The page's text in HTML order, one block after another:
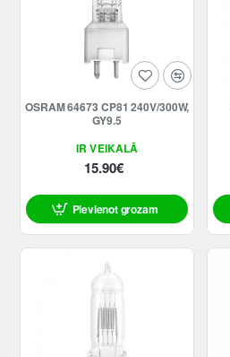
IR VEIKALĀ
OSRAM 64673 CP81 240V/300W,
GY9.5
15.90€
Pievienot grozam